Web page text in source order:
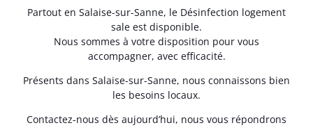
Partout en Salaise-sur-Sanne, le Désinfection logement
sale est disponible.
Nous sommes à votre disposition pour vous
accompagner, avec efficacité.
Présents dans Salaise-sur-Sanne, nous connaissons bien
les besoins locaux.
Contactez-nous dès aujourd’hui, nous vous répondrons